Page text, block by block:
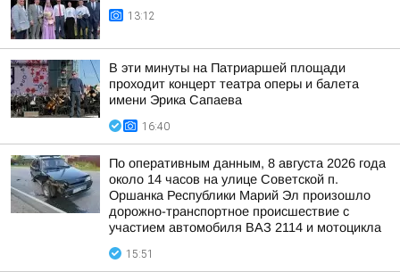
13:12
В эти минуты на Патриаршей площади
проходит концерт театра оперы и балета
имени Эрика Сапаева
16:40
По оперативным данным, 8 августа 2026 года
около 14 часов на улице Советской п.
Оршанка Республики Марий Эл произошло
дорожно-транспортное происшествие с
участием автомобиля ВАЗ 2114 и мотоцикла
15:51